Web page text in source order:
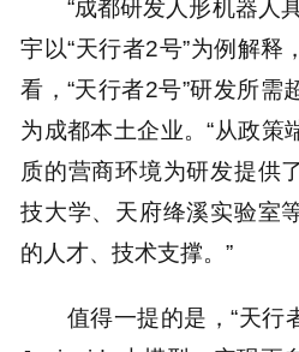
“成都研发人形机器人
宇以“天行者2号”为例解释
看，“天行者2号”研发所需
为成都本土企业。“从政策
质的营商环境为研发提供
技大学、天府绛溪实验室
的人才、技术支撑。”
值得一提的是，“天行